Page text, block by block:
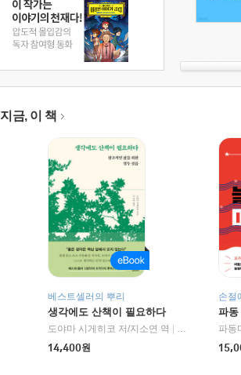
지금, 이 책
베스트셀러의 뿌리
생각에도 산책이 필요하다
도야마 시게히코 저/지소연 역
알에이치코리
14,400원
손절
파동
파동